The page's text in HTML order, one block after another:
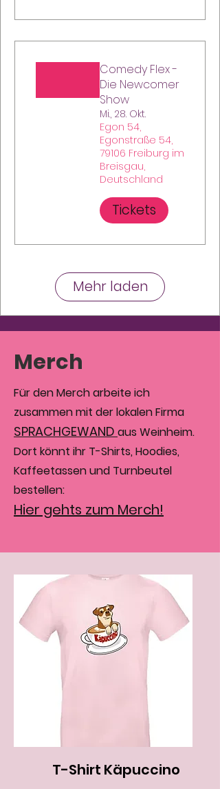
Comedy Flex -
Die Newcomer
Show
Mi., 28. Okt.
Egon 54,
Egonstraße 54,
79106 Freiburg im
Breisgau,
Deutschland
Tickets
Mehr laden
Merch
Für den Merch arbeite ich
zusammen mit der lokalen Firma
SPRACHGEWAND aus Weinheim.
Dort könnt ihr T-Shirts, Hoodies,
Kaffeetassen und Turnbeutel
bestellen:
Hier gehts zum Merch!
T-Shirt Käpuccino